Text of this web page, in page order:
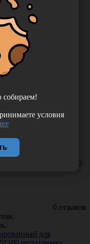
все
нетканного
40 г/м2 (белый), 100 шт/
0 отзывов
для
собираем!
условия